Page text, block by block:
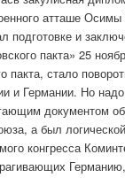
атташе
подготовке и
пакта» 25
пакта, стало
и Германии. Но
документом
а был
конгресса